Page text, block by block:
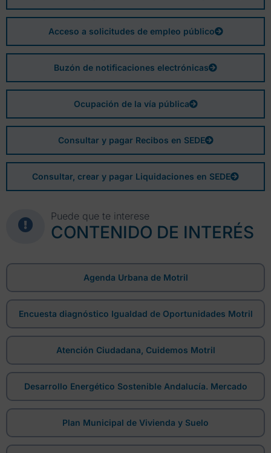
Acceso a solicitudes de empleo público
Buzón de notificaciones electrónicas
Ocupación de la vía pública
Consultar y pagar Recibos en SEDE
Consultar, crear y pagar Liquidaciones en SEDE
Puede que te interese
CONTENIDO DE INTERÉS
Agenda Urbana de Motril
Encuesta diagnóstico Igualdad de Oportunidades Motril
Atención Ciudadana, Cuidemos Motril
Desarrollo Energético Sostenible Andalucía. Mercado
Plan Municipal de Vivienda y Suelo